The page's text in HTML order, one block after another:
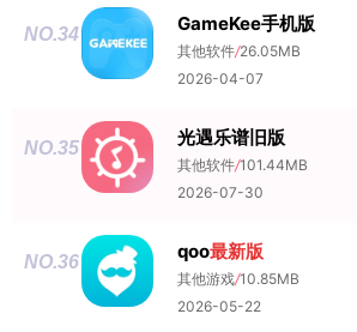
NO.34 GameKee手机版
其他软件/26.05MB
2026-04-07
NO.35 光遇乐谱旧版
其他软件/101.44MB
2026-07-30
NO.36 qoo最新版
其他游戏/10.85MB
2026-05-22